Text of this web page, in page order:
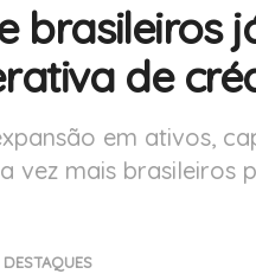
brasileiros
de
em ativos,
vez mais brasileiros
DESTAQUES